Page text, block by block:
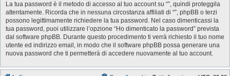
La tua password è il metodo di accesso al tuo account su “”, quindi proteggila
attentamente. Ricorda che in nessuna circostanza affiliati di “”, phpBB o terzi
possono legittimamente richiedere la tua password. Nel caso dimenticassi la
tua password, puoi utilizzare l’opzione “Ho dimenticato la password” prevista
dal software phpBB. Durante questo procedimento ti verrà richiesto il tuo nome
utente ed indirizzo email, in modo che il software phpBB possa generare una
nuova password che ti permetterà di accedere nuovamente al tuo account.